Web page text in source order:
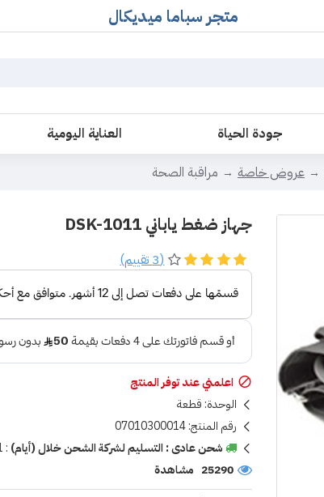
متجر سباما ميديكال
جودة الحياة العناية اليومية
عروض خاصة مراقبة الصحة
جهاز ضغط ياباني DSK-1011
اعلمني عند توفر المنتج
الوحدة: قطعة
رقم المنتج:07010300014
شحن عادى : التسليم لشركة الشحن خلال (أيام) :
25290 مشاهدة
(3 تقييم)